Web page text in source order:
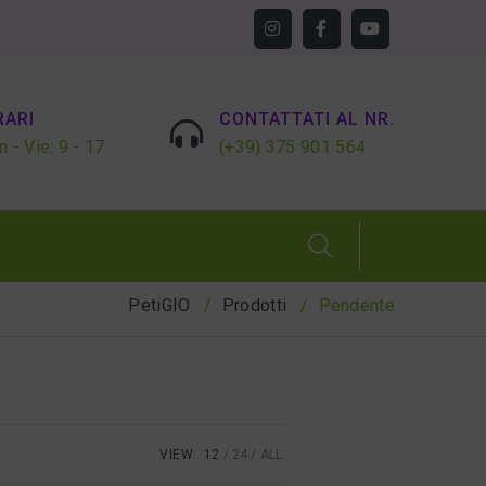
- Vie: 9 - 17
CONTATTATI AL NR.
(+39) 375 901 564
PetiGIO Prodotti Pendente
VIEW: 12 24 ALL: